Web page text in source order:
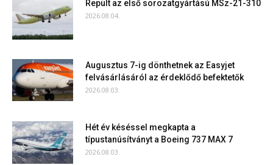
Repült az első sorozatgyártású MSz-21-310
2026.08.04.
Augusztus 7-ig dönthetnek az Easyjet
felvásárlásáról az érdeklődő befektetők
2026.08.03.
Hét év késéssel megkapta a
típustanúsítványt a Boeing 737 MAX 7
2026.08.03.